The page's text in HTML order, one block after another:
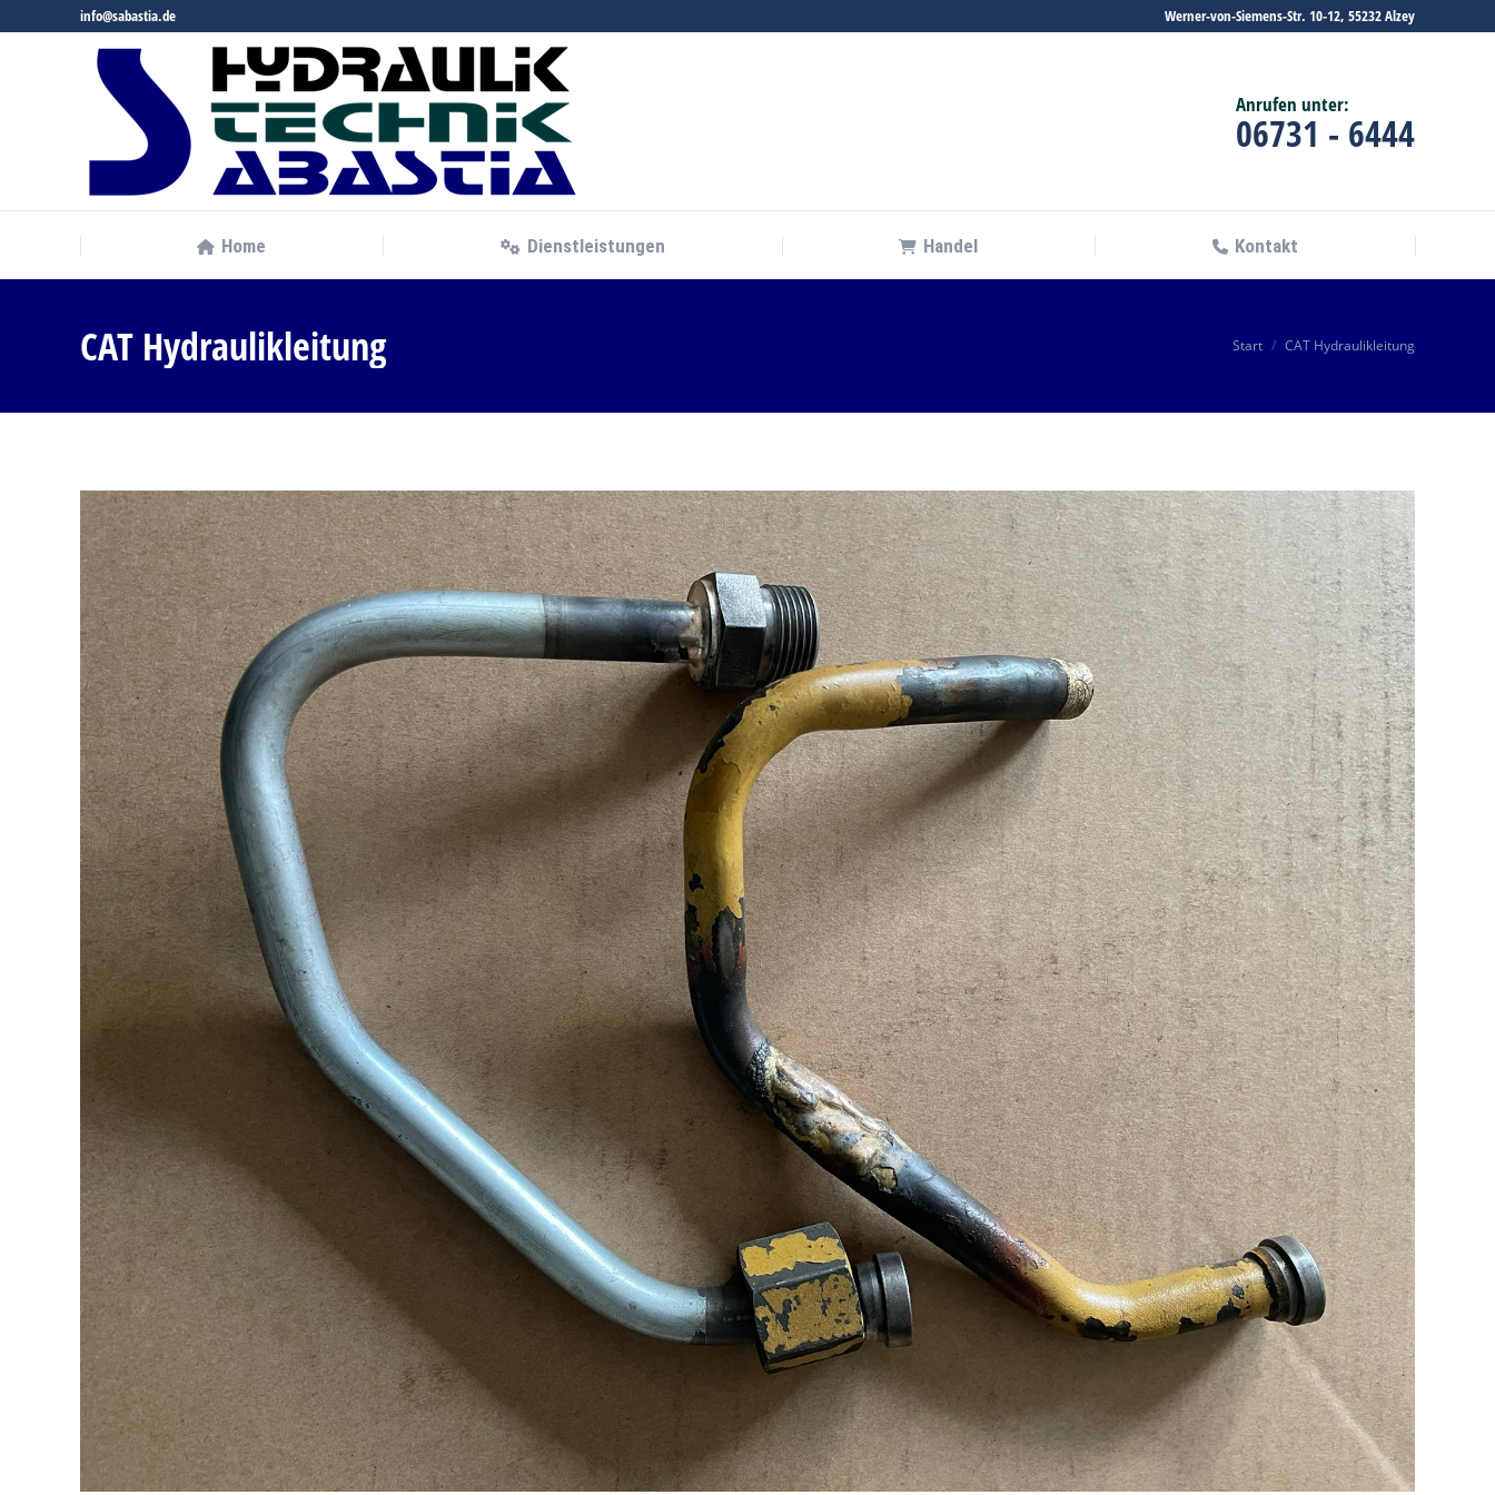
info@sabastia.de Werner-von-Siemens-Str. 10-12, 55232 Alzey
Anrufen unter:
06731 - 6444
Home Dienstleistungen Handel Kontakt
CAT Hydraulikleitung Sie befinden sich hier:
Start CAT Hydraulikleitung
Home Dienstleistungen Handel Kontakt